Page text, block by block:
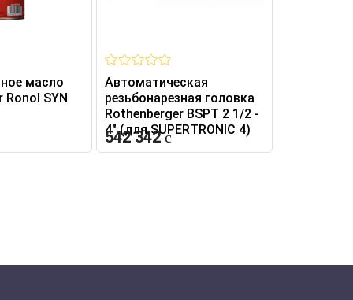
масло
Ronol SYN
Автоматическая
резьбонарезная головка
Rothenberger BSPT 2 1/2 -
4" (для SUPERTRONIC 4)
542 342